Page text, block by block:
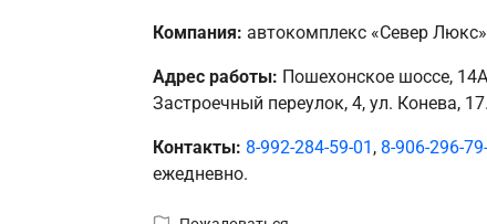
Компания: автокомплекс «Север
Адрес работы: Пошехонское шоссе,
Застроечный переулок, 4, ул. Конева, 17.
Контакты: 8-992-284-59-01 , 8-906-296-
ежедневно.